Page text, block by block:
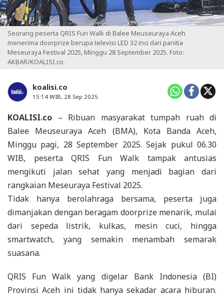
Seorang peserta QRIS Fun Walk di Balee Meuseuraya Aceh
menerima doorprize berupa televisi LED 32 inci dari panitia
Meseuraya Festival 2025, Minggu 28 September 2025. Foto:
AKBAR/KOALISI.co.
koalisi.co
15:14 WIB, 28 Sep 2025
KOALISI.co – Ribuan masyarakat tumpah ruah di
Balee Meuseuraya Aceh (BMA), Kota Banda Aceh,
Minggu pagi, 28 September 2025. Sejak pukul 06.30
WIB, peserta QRIS Fun Walk tampak antusias
mengikuti jalan sehat yang menjadi bagian dari
rangkaian Meseuraya Festival 2025.
Tidak hanya berolahraga bersama, peserta juga
dimanjakan dengan beragam doorprize menarik, mulai
dari sepeda listrik, kulkas, mesin cuci, hingga
smartwatch, yang semakin menambah semarak
suasana.
QRIS Fun Walk yang digelar Bank Indonesia (BI)
Provinsi Aceh ini tidak hanya sekadar acara hiburan.